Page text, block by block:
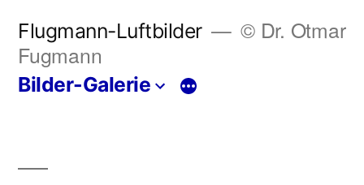
Inhalt
springen
Flugmann-Luftbilder
© Dr. Otmar
Fugmann
Bilder-Galerie Mehr